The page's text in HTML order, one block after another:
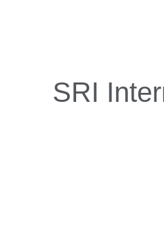
SRI